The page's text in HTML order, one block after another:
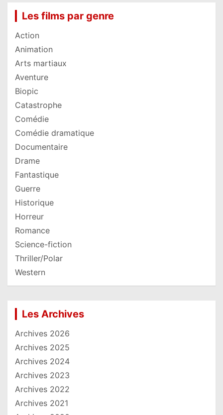
Les films par genre
Action
Animation
Arts martiaux
Aventure
Biopic
Catastrophe
Comédie
Comédie dramatique
Documentaire
Drame
Fantastique
Guerre
Historique
Horreur
Romance
Science-fiction
Thriller/Polar
Western
Les Archives
Archives 2026
Archives 2025
Archives 2024
Archives 2023
Archives 2022
Archives 2021